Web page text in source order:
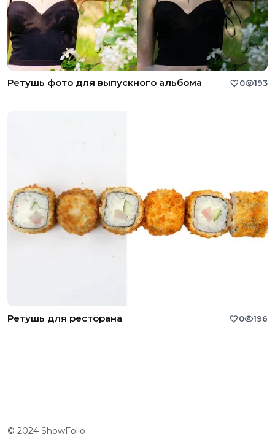
Ретушь фото для выпускного альбома 0 193
Ретушь для ресторана 0 196
© 2024 ShowFolio